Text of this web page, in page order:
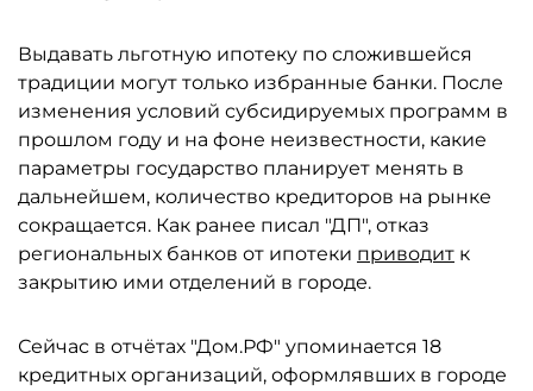
Выдавать льготную ипотеку по сложившейся
традиции могут только избранные банки. После
изменения условий субсидируемых программ в
прошлом году и на фоне неизвестности, какие
параметры государство планирует менять в
дальнейшем, количество кредиторов на рынке
сокращается. Как ранее писал "ДП", отказ
региональных банков от ипотеки приводит к
закрытию ими отделений в городе.
Сейчас в отчётах "Дом.РФ" упоминается 18
кредитных организаций, оформлявших в городе